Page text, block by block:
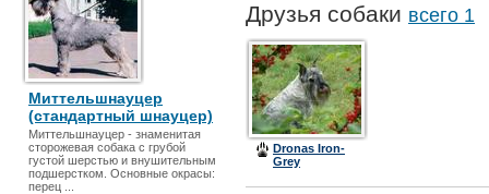
Миттельшнауцер
(стандартный шнауцер)
Миттельшнауцер - знаменитая
сторожевая собака с грубой
густой шерстью и внушительным
подшерстком. Основные окрасы:
перец ...
Друзья собаки всего 1
Dronas Iron-
Grey